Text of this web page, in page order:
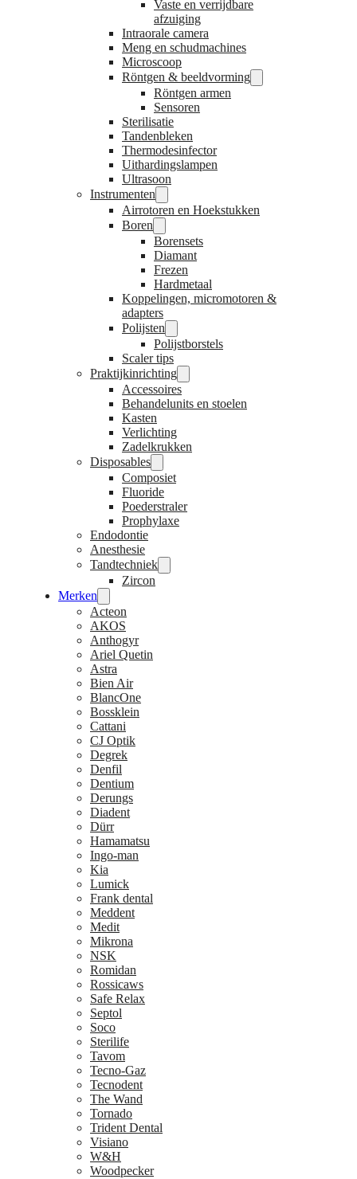
Vaste en verrijdbare
afzuiging
Intraorale camera
Meng en schudmachines
Microscoop
Röntgen & beeldvorming
Röntgen armen
Sensoren
Sterilisatie
Tandenbleken
Thermodesinfector
Uithardingslampen
Ultrasoon
Instrumenten
Airrotoren en Hoekstukken
Boren
Borensets
Diamant
Frezen
Hardmetaal
Koppelingen, micromotoren &
adapters
Polijsten
Polijstborstels
Scaler tips
Praktijkinrichting
Accessoires
Behandelunits en stoelen
Kasten
Verlichting
Zadelkrukken
Disposables
Composiet
Fluoride
Poederstraler
Prophylaxe
Endodontie
Anesthesie
Tandtechniek
Zircon
Merken
Acteon
AKOS
Anthogyr
Ariel Quetin
Astra
Bien Air
BlancOne
Bossklein
Cattani
CJ Optik
Degrek
Denfil
Dentium
Derungs
Diadent
Dürr
Hamamatsu
Ingo-man
Kia
Lumick
Frank dental
Meddent
Medit
Mikrona
NSK
Romidan
Rossicaws
Safe Relax
Septol
Soco
Sterilife
Tavom
Tecno-Gaz
Tecnodent
The Wand
Tornado
Trident Dental
Visiano
W&H
Woodpecker